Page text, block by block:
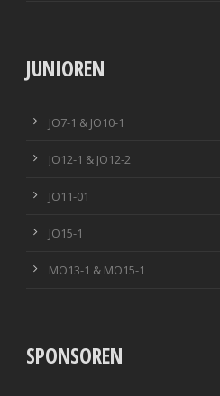
JUNIOREN
JO7-1 & JO10-1
JO12-1 & JO12-2
JO11-01
JO15-1
MO13-1 & MO15-1
SPONSOREN